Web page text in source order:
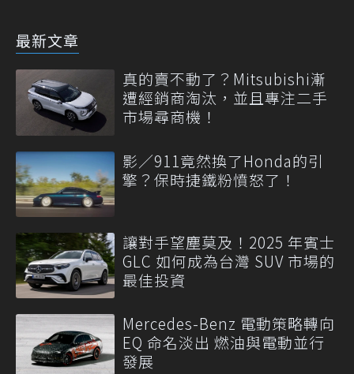
最新文章
真的賣不動了？Mitsubishi漸
遭經銷商淘汰，並且專注二手
市場尋商機！
影／911竟然換了Honda的引
擎？保時捷鐵粉憤怒了！
讓對手望塵莫及！2025 年賓士
GLC 如何成為台灣 SUV 市場的
最佳投資
Mercedes-Benz 電動策略轉向
EQ 命名淡出 燃油與電動並行
發展